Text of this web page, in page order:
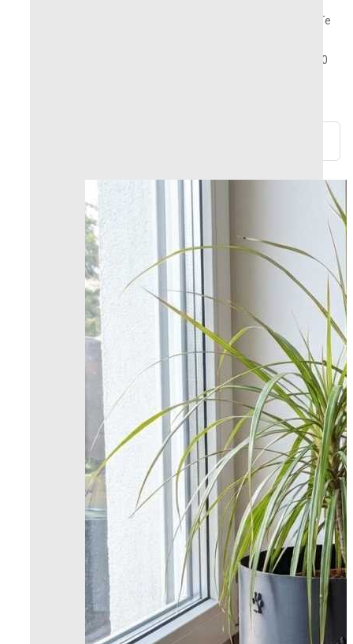
¿Tienes alguna pregunta? ¿Necesitas ayuda? ¡Te
Devoluciones y reembolsos posibles dentro de 30